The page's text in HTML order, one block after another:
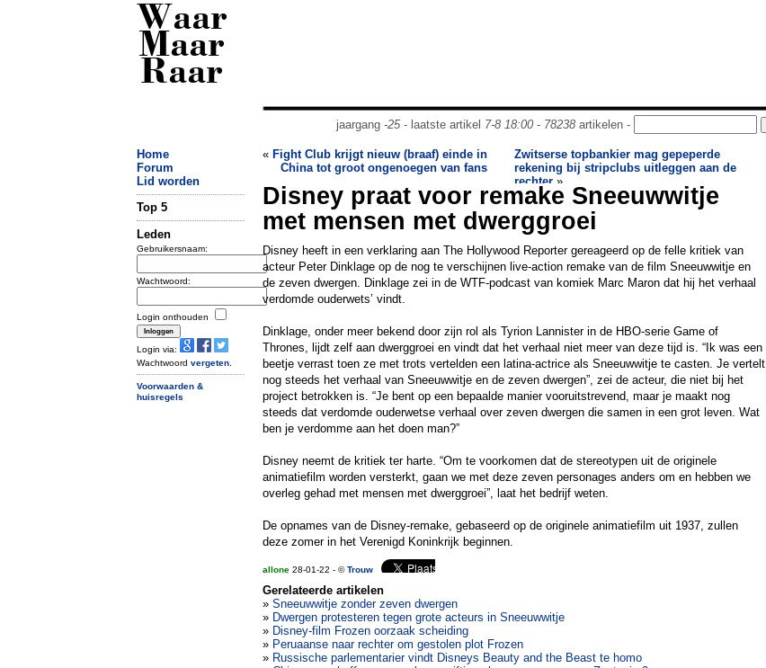
Waar
Maar
Raar
jaargang -25- laatste artikel 7-8 18:00- 78238artikelen -
Home
Forum
Lid worden
Top 5
Leden
Gebruikersnaam:
Wachtwoord:
Login onthouden
Login via:
Wachtwoord vergeten
Voorwaarden &
huisregels
« Fight Club krijgt nieuw (braaf) einde in
China tot groot ongenoegen van fans
Zwitserse topbankier mag gepeperde
rekening bij stripclubs uitleggen aan de
rechter »
Disney praat voor remake Sneeuwwitje
met mensen met dwerggroei
Disney heeft in een verklaring aan The Hollywood Reporter gereageerd op de felle kritiek van
acteur Peter Dinklage op de nog te verschijnen live-action remake van de film Sneeuwwitje en
de zeven dwergen. Dinklage zei in de WTF-podcast van komiek Marc Maron dat hij het verhaal
verdomde ouderwets’ vindt.
Dinklage, onder meer bekend door zijn rol als Tyrion Lannister in de HBO-serie Game of
Thrones, lijdt zelf aan dwerggroei en vindt dat het verhaal niet meer van deze tijd is. “Ik was een
beetje verrast toen ze met trots vertelden een ​​latina-actrice als Sneeuwwitje te casten. Je vertelt
nog steeds het verhaal van Sneeuwwitje en de zeven dwergen”, zei de acteur, die niet bij het
project betrokken is. “Je bent op een bepaalde manier vooruitstrevend, maar je maakt nog
steeds dat verdomde ouderwetse verhaal over zeven dwergen die samen in een grot leven. Wat
ben je verdomme aan het doen man?”
Disney neemt de kritiek ter harte. “Om te voorkomen dat de stereotypen uit de originele
animatiefilm worden versterkt, gaan we met deze zeven personages anders om en hebben we
overleg gehad met mensen met dwerggroei”, laat het bedrijf weten.
De opnames van de Disney-remake, gebaseerd op de originele animatiefilm uit 1937, zullen
deze zomer in het Verenigd Koninkrijk beginnen.
allone 28-01-22 - ©Trouw
Gerelateerde artikelen
» Sneeuwwitje zonder zeven dwergen
» Dwergen protesteren tegen grote acteurs in Sneeuwwitje
» Disney-film Frozen oorzaak scheiding
» Peruaanse naar rechter om gestolen plot Frozen
» Russische parlementarier vindt Disneys Beauty and the Beast te homo